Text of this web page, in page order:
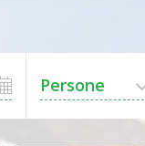
Persone